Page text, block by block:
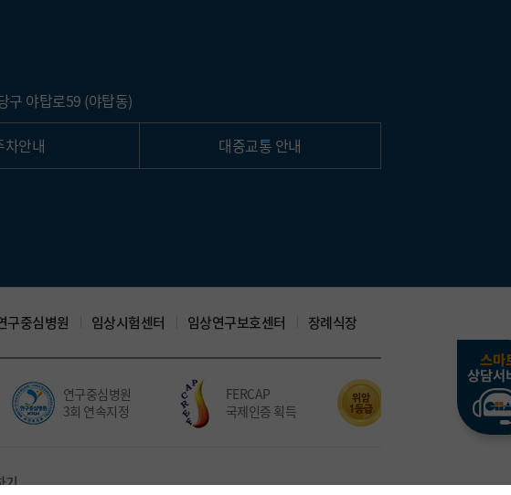
구 야탑로59 (야탑동)
차안내 대중교통 안내
구중심병원 임상시험센터 임상연구보호센터 장례식장
연구중심병원
3회 연속지정
FERCAP
국제인증 획득
위암 치료 5회 연속
적정성평가 1등급
기